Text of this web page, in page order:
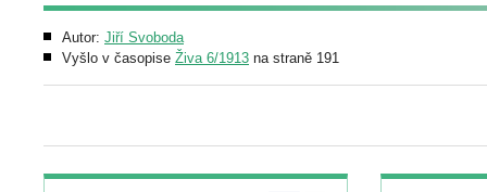
Autor: Jiří Svoboda
Vyšlo v časopise Živa 6/1913 na straně 191